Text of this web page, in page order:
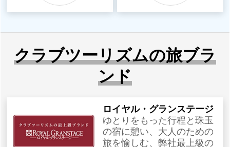
クラブツーリズムの旅ブラ
ンド
ロイヤル・グランステージ
ゆとりをもった行程と珠玉
の宿に憩い、大人のための
旅を愉しむ、弊社最上級の